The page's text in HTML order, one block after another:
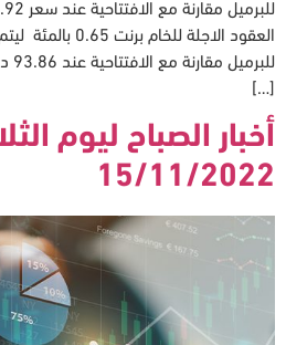
[…]
أخبار الصباح ليوم
15/11/2022